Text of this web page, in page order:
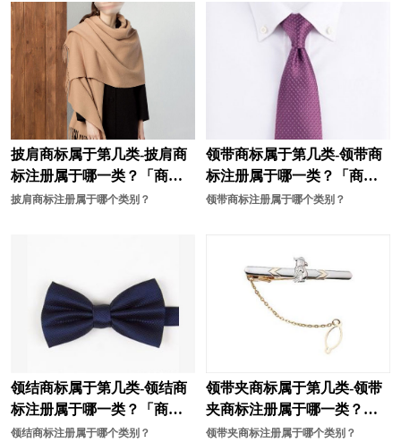
烟草商标注册
油漆商标注册
眼镜商标注册
游戏商标注册 婴儿用品商标注册
咨询商标注册 装饰商标注册
枕头商标注册 纸制品商标注册
披肩商标属于第几类-披肩商
标注册属于哪一类？「商标
分类」
披肩商标注册属于哪个类别？
领带商标属于第几类-领带商
标注册属于哪一类？「商标
分类」
领带商标注册属于哪个类别？
领结商标属于第几类-领结商
标注册属于哪一类？「商标
分类」
领结商标注册属于哪个类别？
领带夹商标属于第几类-领带
夹商标注册属于哪一类？
「商标分类」
领带夹商标注册属于哪个类别？